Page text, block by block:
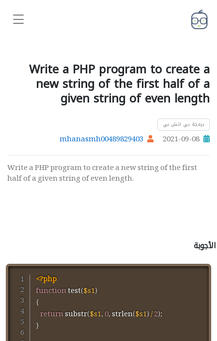
Write a PHP program to create a
new string of the first half of a
given string of even length
برمجة بي اتش بي
2021-09-08
mhanasmh00489829403
Write a PHP program to create a new string of the first
half of a given string of even length.
الأجوبة
<?php
functiontest($s1)
{
returnsubstr($s1,0,strlen($s1)/2);
}